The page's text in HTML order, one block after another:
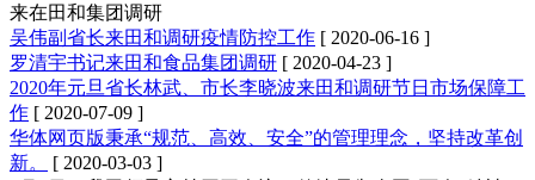
来在田和集团调研
吴伟副省长来田和调研疫情防控工作 [ 2020-06-16 ]
罗清宇书记来田和食品集团调研 [ 2020-04-23 ]
2020年元旦省长林武、市长李晓波来田和调研节日市场保障工
作 [ 2020-07-09 ]
华体网页版秉承“规范、高效、安全”的管理理念，坚持改革创
新。
[ 2020-03-03 ]